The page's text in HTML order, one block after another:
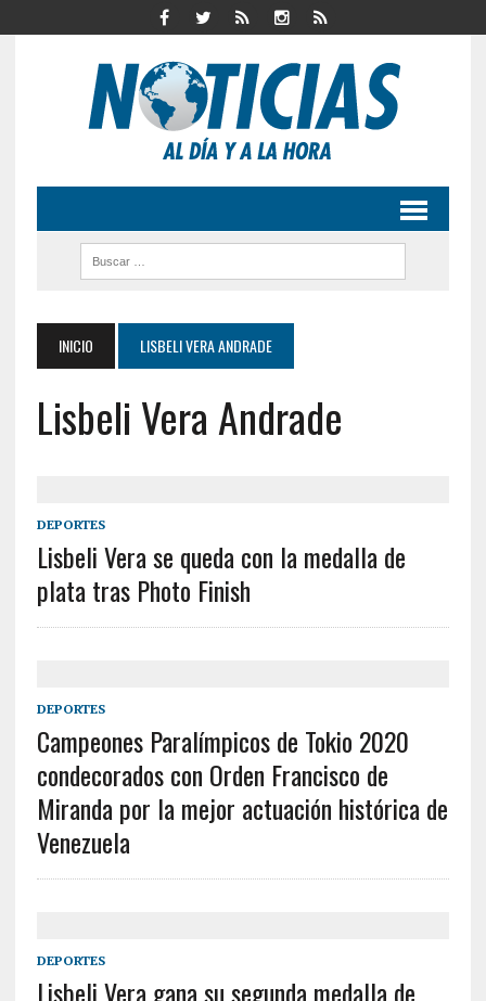
INICIO LISBELI VERA ANDRADE
Lisbeli Vera Andrade
DEPORTES
Lisbeli Vera se queda con la medalla de
plata tras Photo Finish
DEPORTES
Campeones Paralímpicos de Tokio 2020
condecorados con Orden Francisco de
Miranda por la mejor actuación histórica de
Venezuela
DEPORTES
Lisbeli Vera gana su segunda medalla de